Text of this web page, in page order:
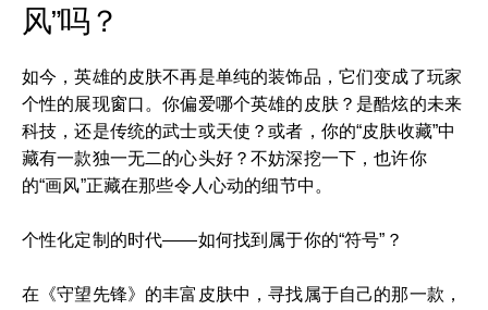
风”吗？
如今，英雄的皮肤不再是单纯的装饰品，它们变成了玩家
个性的展现窗口。你偏爱哪个英雄的皮肤？是酷炫的未来
科技，还是传统的武士或天使？或者，你的“皮肤收藏”中
藏有一款独一无二的心头好？不妨深挖一下，也许你
的“画风”正藏在那些令人心动的细节中。
个性化定制的时代——如何找到属于你的“符号”？
在《守望先锋》的丰富皮肤中，寻找属于自己的那一款，